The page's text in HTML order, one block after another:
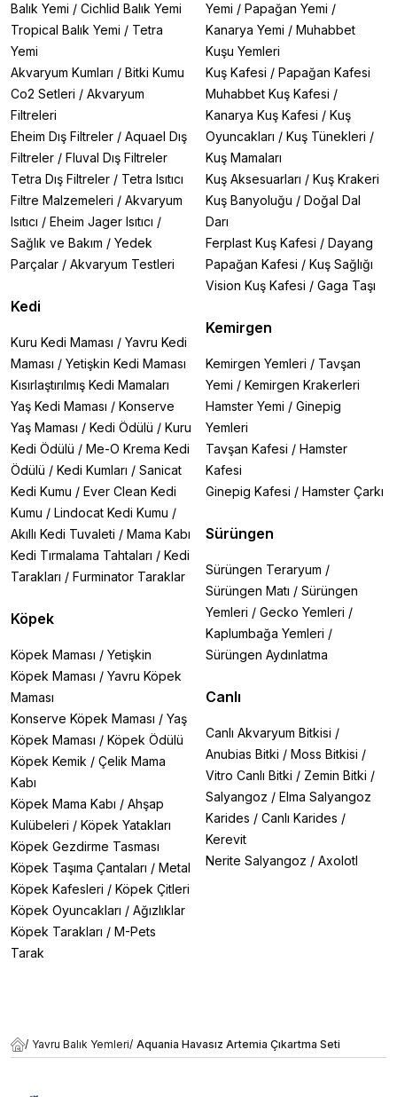
Balık Yemi / Cichlid Balık Yemi
Tropical Balık Yemi / Tetra
Yemi
Akvaryum Kumları / Bitki Kumu
Co2 Setleri / Akvaryum
Filtreleri
Eheim Dış Filtreler / Aquael Dış
Filtreler / Fluval Dış Filtreler
Tetra Dış Filtreler / Tetra Isıtıcı
Filtre Malzemeleri / Akvaryum
Isıtıcı / Eheim Jager Isıtıcı /
Sağlık ve Bakım / Yedek
Parçalar / Akvaryum Testleri
Kedi
Kuru Kedi Maması / Yavru Kedi
Maması / Yetişkin Kedi Maması
Kısırlaştırılmış Kedi Mamaları
Yaş Kedi Maması / Konserve
Yaş Maması / Kedi Ödülü / Kuru
Kedi Ödülü / Me-O Krema Kedi
Ödülü / Kedi Kumları / Sanicat
Kedi Kumu / Ever Clean Kedi
Kumu / Lindocat Kedi Kumu /
Akıllı Kedi Tuvaleti / Mama Kabı
Kedi Tırmalama Tahtaları / Kedi
Tarakları / Furminator Taraklar
Köpek
Köpek Maması / Yetişkin
Köpek Maması / Yavru Köpek
Maması
Konserve Köpek Maması / Yaş
Köpek Maması / Köpek Ödülü
Köpek Kemik / Çelik Mama
Kabı
Köpek Mama Kabı / Ahşap
Kulübeleri / Köpek Yatakları
Köpek Gezdirme Tasması
Köpek Taşıma Çantaları / Metal
Köpek Kafesleri / Köpek Çitleri
Köpek Oyuncakları / Ağızlıklar
Köpek Tarakları / M-Pets
Tarak
Yemi / Papağan Yemi /
Kanarya Yemi / Muhabbet
Kuşu Yemleri
Kuş Kafesi / Papağan Kafesi
Muhabbet Kuş Kafesi /
Kanarya Kuş Kafesi / Kuş
Oyuncakları / Kuş Tünekleri /
Kuş Mamaları
Kuş Aksesuarları / Kuş Krakeri
Kuş Banyoluğu / Doğal Dal
Darı
Ferplast Kuş Kafesi / Dayang
Papağan Kafesi / Kuş Sağlığı
Vision Kuş Kafesi / Gaga Taşı
Kemirgen
Kemirgen Yemleri / Tavşan
Yemi / Kemirgen Krakerleri
Hamster Yemi / Ginepig
Yemleri
Tavşan Kafesi / Hamster
Kafesi
Ginepig Kafesi / Hamster Çarkı
Sürüngen
Sürüngen Teraryum /
Sürüngen Matı / Sürüngen
Yemleri / Gecko Yemleri /
Kaplumbağa Yemleri /
Sürüngen Aydınlatma
Canlı
Canlı Akvaryum Bitkisi /
Anubias Bitki / Moss Bitkisi /
Vitro Canlı Bitki / Zemin Bitki /
Salyangoz / Elma Salyangoz
Karides / Canlı Karides /
Kerevit
Nerite Salyangoz / Axolotl
/ Yavru Balık Yemleri/ Aquania Havasız Artemia Çıkartma Seti